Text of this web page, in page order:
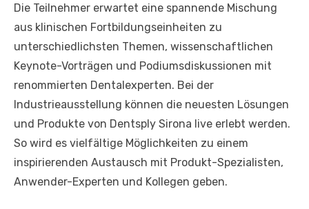
Die Teilnehmer erwartet eine spannende Mischung
aus klinischen Fortbildungseinheiten zu
unterschiedlichsten Themen, wissenschaftlichen
Keynote-Vorträgen und Podiumsdiskussionen mit
renommierten Dentalexperten. Bei der
Industrieausstellung können die neuesten Lösungen
und Produkte von Dentsply Sirona live erlebt werden.
So wird es vielfältige Möglichkeiten zu einem
inspirierenden Austausch mit Produkt-Spezialisten,
Anwender-Experten und Kollegen geben.